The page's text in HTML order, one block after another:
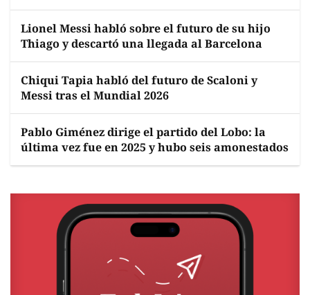
Lionel Messi habló sobre el futuro de su hijo
Thiago y descartó una llegada al Barcelona
Chiqui Tapia habló del futuro de Scaloni y
Messi tras el Mundial 2026
Pablo Giménez dirige el partido del Lobo: la
última vez fue en 2025 y hubo seis amonestados